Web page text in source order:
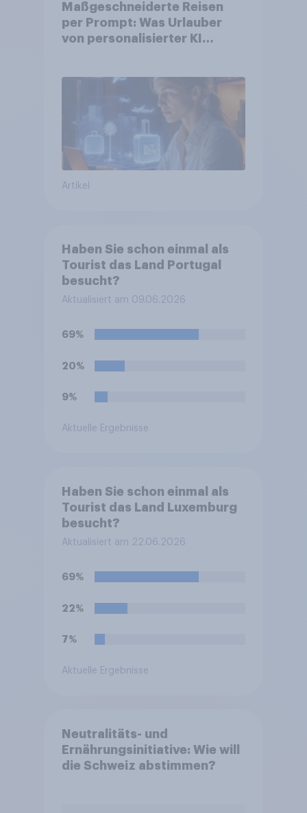
Maßgeschneiderte Reisen
per Prompt: Was Urlauber
von personalisierter KI
bereits genutzt werden
Artikel
Haben Sie schon einmal als
Tourist das Land Portugal
besucht?
Aktualisiert am 09.06.2026
69%
20%
9%
Aktuelle Ergebnisse
Haben Sie schon einmal als
Tourist das Land Luxemburg
besucht?
Aktualisiert am 22.06.2026
69%
22%
7%
Aktuelle Ergebnisse
Neutralitäts- und
Ernährungsinitiative: Wie will
die Schweiz abstimmen?